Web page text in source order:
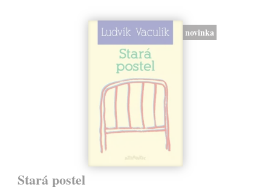
novinka
Stará postel